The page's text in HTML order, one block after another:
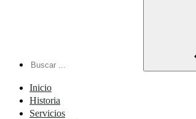
Inicio
Historia
Servicios